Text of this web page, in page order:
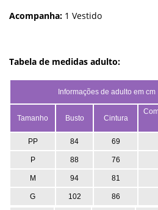
Acompanha: 1 Vestido
Tabela de medidas adulto:
Informações de adulto em cm
Tamanho Busto Cintura
PP
84 69
P 88 76
M 94 81
G 102 86